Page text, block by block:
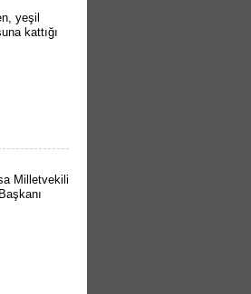
yeşil
kattığı
Milletvekili